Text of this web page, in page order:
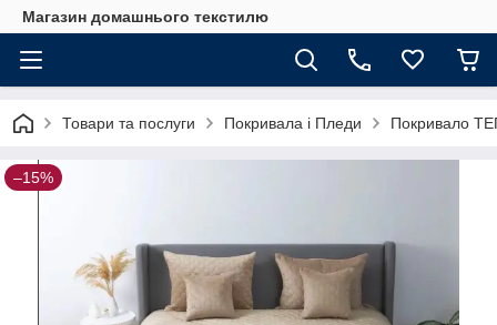
Магазин домашнього текстилю
Товари та послуги Покривала і Пледи Покривало
–15%